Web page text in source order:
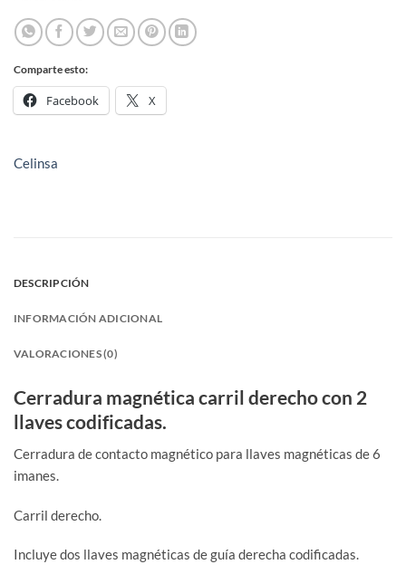
Comparte esto:
Facebook X
Celinsa
DESCRIPCIÓN
INFORMACIÓN ADICIONAL
VALORACIONES (0)
Cerradura magnética carril derecho con 2
llaves codificadas.
Cerradura de contacto magnético para llaves magnéticas de 6
imanes.
Carril derecho.
Incluye dos llaves magnéticas de guía derecha codificadas.